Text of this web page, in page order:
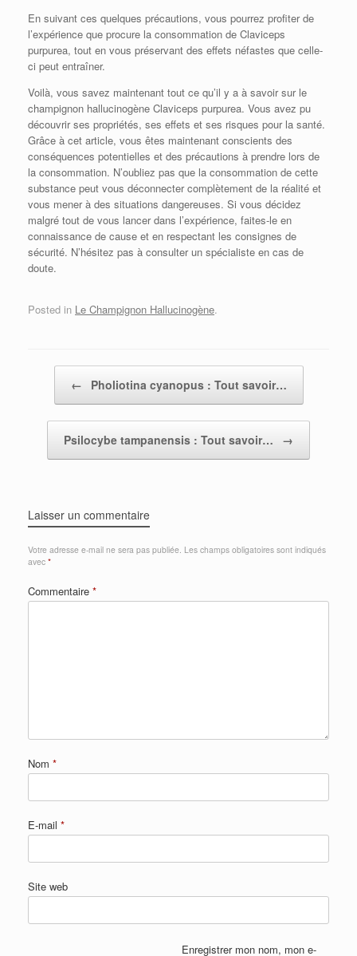
En suivant ces quelques précautions, vous pourrez profiter de
l’expérience que procure la consommation de Claviceps
purpurea, tout en vous préservant des effets néfastes que celle-
ci peut entraîner.
Voilà, vous savez maintenant tout ce qu’il y a à savoir sur le
champignon hallucinogène Claviceps purpurea. Vous avez pu
découvrir ses propriétés, ses effets et ses risques pour la santé.
Grâce à cet article, vous êtes maintenant conscients des
conséquences potentielles et des précautions à prendre lors de
la consommation. N’oubliez pas que la consommation de cette
substance peut vous déconnecter complètement de la réalité et
vous mener à des situations dangereuses. Si vous décidez
malgré tout de vous lancer dans l’expérience, faites-le en
connaissance de cause et en respectant les consignes de
sécurité. N’hésitez pas à consulter un spécialiste en cas de
doute.
Posted in Le Champignon Hallucinogène.
← Pholiotina cyanopus : Tout savoir…
Psilocybe tampanensis : Tout savoir… →
Laisser un commentaire
Votre adresse e-mail ne sera pas publiée. Les champs obligatoires sont indiqués
avec *
Commentaire *
Nom *
E-mail *
Site web
Enregistrer mon nom, mon e-